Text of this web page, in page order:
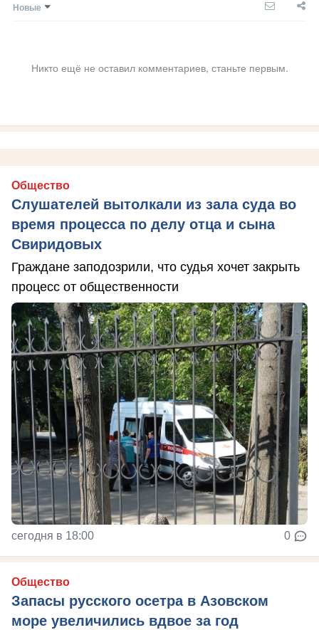
Новые
Никто ещё не оставил комментариев, станьте первым.
Общество
Слушателей вытолкали из зала суда во
время процесса по делу отца и сына
Свиридовых
Граждане заподозрили, что судья хочет закрыть
процесс от общественности
сегодня в 18:00 0
Общество
Запасы русского осетра в Азовском
море увеличились вдвое за год